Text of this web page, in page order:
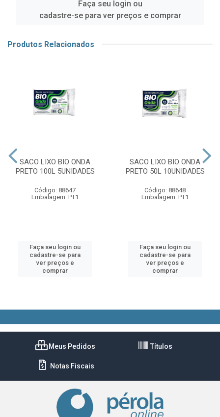
Faça seu login ou
cadastre-se para ver preços e comprar
Produtos Relacionados
SACO LIXO BIO ONDA
PRETO 100L 5UNIDADES
Código: 88647
Embalagem: PT1
Faça seu login ou
cadastre-se para
ver preços e
comprar
SACO LIXO BIO ONDA
PRETO 50L 10UNIDADES
Código: 88648
Embalagem: PT1
Faça seu login ou
cadastre-se para
ver preços e
comprar
Meus Pedidos Títulos
Notas Fiscais